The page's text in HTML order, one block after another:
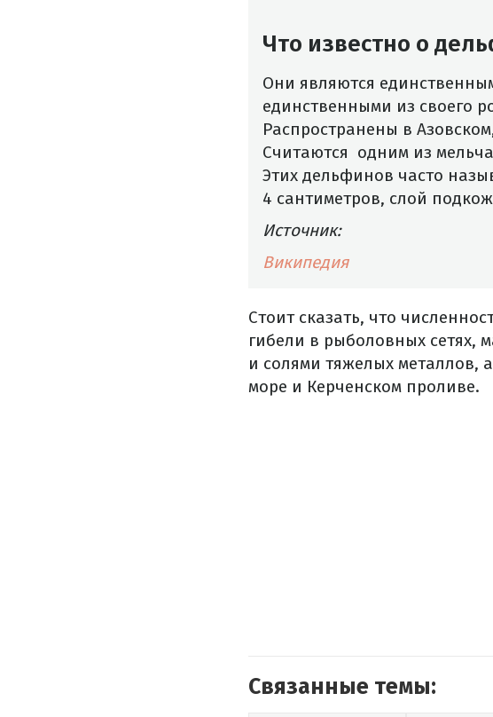
Что известно о
Они являются
единственными из своего
Распространены в
Считаются одним из
Этих дельфинов часто
4 сантиметров, слой
Источник:
Википедия
Стоит сказать, что
гибели в рыболовных сетях,
и солями тяжелых металлов,
море и Керченском проливе.
Связанные темы: